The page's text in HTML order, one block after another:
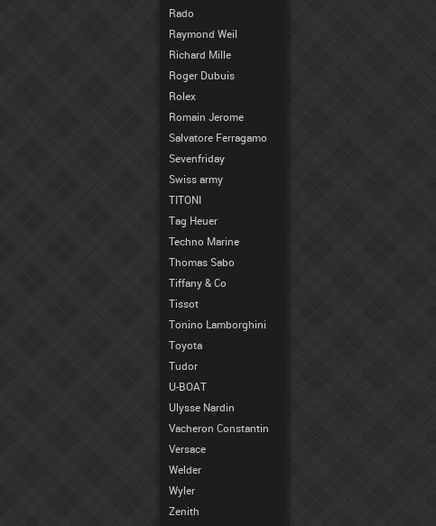
Rado
Raymond Weil
Richard Mille
Roger Dubuis
Rolex
Romain Jerome
Salvatore Ferragamo
Sevenfriday
Swiss army
TITONI
Tag Heuer
Techno Marine
Thomas Sabo
Tiffany & Co
Tissot
Tonino Lamborghini
Toyota
Tudor
U-BOAT
Ulysse Nardin
Vacheron Constantin
Versace
Welder
Wyler
Zenith